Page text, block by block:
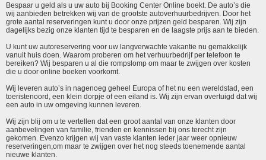
Bespaar u geld als u uw auto bij Booking Center Online boekt. De auto’s die
wij aanbieden betrekken wij van de grootste autoverhuurbedrijven. Door het
grote aantal reserveringen kunt u door onze prijzen geld besparen. Wij zijn
dagelijks bezig onze klanten tijd te besparen en de laagste prijs aan te bieden.
U kunt uw autoreservering voor uw langverwachte vakantie nu gemakkelijk
vanuit huis doen. Waarom proberen om het verhuurbedrijf per telefoon te
bereiken? Wij besparen u al die rompslomp om maar te zwijgen over kosten
die u door online boeken voorkomt.
Wij leveren auto’s in nagenoeg geheel Europa of het nu een wereldstad, een
toeristenoord, een klein dorpje of een eiland is. Wij zijn ervan overtuigd dat wij
een auto in uw omgeving kunnen leveren.
Wij zijn blij om u te vertellen dat een groot aantal van onze klanten door
aanbevelingen van familie, frienden en kennissen bij ons terecht zijn
gekomen. Evenzo krijgen wij van vaste klanten ieder jaar weer opnieuw
reserveringen,om maar te zwijgen over het nog steeds toenemende aantal
nieuwe klanten.